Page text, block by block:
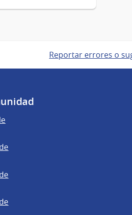
Reportar errores o